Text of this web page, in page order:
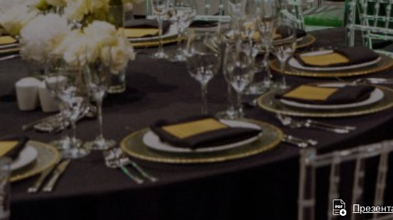
Агентство Ocean Love реализовало более 350 проектов, часть
которых прошла в отелях Москвы и загородных комплексах
Подмосковья. Опыт агентства подтвержден местом в топ-15
закрытого рейтинга Москвы и пятью и более наградами
премии WEDDING AWARDS. Для пары это означает готовую
координации отеля вместо самостоятельного согласования
службы.